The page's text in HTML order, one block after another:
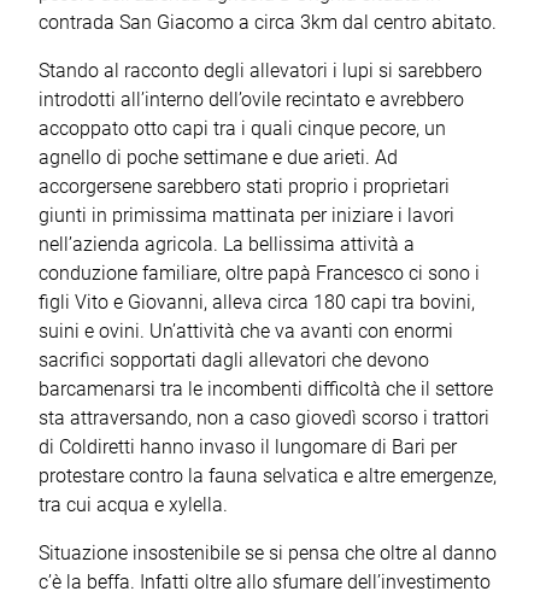
contrada San Giacomo a circa 3km dal centro abitato.
Stando al racconto degli allevatori i lupi si sarebbero
introdotti all’interno dell’ovile recintato e avrebbero
accoppato otto capi tra i quali cinque pecore, un
agnello di poche settimane e due arieti. Ad
accorgersene sarebbero stati proprio i proprietari
giunti in primissima mattinata per iniziare i lavori
nell’azienda agricola. La bellissima attività a
conduzione familiare, oltre papà Francesco ci sono i
figli Vito e Giovanni, alleva circa 180 capi tra bovini,
suini e ovini. Un’attività che va avanti con enormi
sacrifici sopportati dagli allevatori che devono
barcamenarsi tra le incombenti difficoltà che il settore
sta attraversando, non a caso giovedì scorso i trattori
di Coldiretti hanno invaso il lungomare di Bari per
protestare contro la fauna selvatica e altre emergenze,
tra cui acqua e xylella.
Situazione insostenibile se si pensa che oltre al danno
c’è la beffa. Infatti oltre allo sfumare dell’investimento